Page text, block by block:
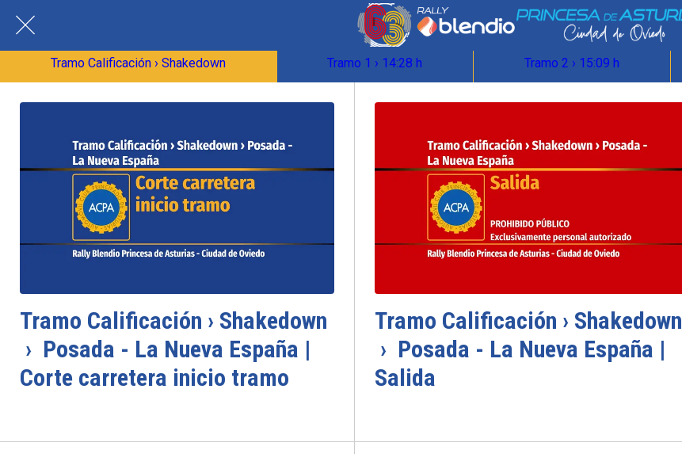
Tramo Calificación › Shakedown Tramo 1 › 14:28 h Tramo 2 › 15:09 h
Tramo Calificación › Shakedown
› Posada - La Nueva España |
Corte carretera inicio tramo
Tramo Calificación › Shakedown
› Posada - La Nueva España |
Salida